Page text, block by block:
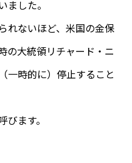
ました。
れないほど、米国の金保
の大統領リチャード・ニ
一時的に）停止すること
びます。